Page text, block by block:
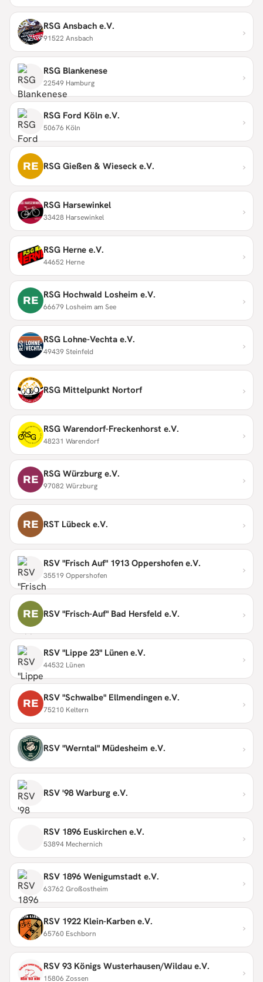
RSG Ansbach e.V.
91522 Ansbach ›
RSG Blankenese
22549 Hamburg ›
RSG Ford Köln e.V.
50676 Köln ›
RE RSG Gießen & Wieseck e.V. ›
RSG Harsewinkel
33428 Harsewinkel ›
RSG Herne e.V.
44652 Herne ›
RE RSG Hochwald Losheim e.V.
66679 Losheim am See ›
RSG Lohne-Vechta e.V.
49439 Steinfeld ›
RSG Mittelpunkt Nortorf ›
RSG Warendorf-Freckenhorst e.V.
48231 Warendorf ›
RE RSG Würzburg e.V.
97082 Würzburg ›
RE RST Lübeck e.V. ›
RSV "Frisch Auf" 1913 Oppershofen e.V.
35519 Oppershofen ›
RE RSV "Frisch-Auf" Bad Hersfeld e.V. ›
RSV "Lippe 23" Lünen e.V.
44532 Lünen ›
RE RSV "Schwalbe" Ellmendingen e.V.
75210 Keltern ›
RSV "Werntal" Müdesheim e.V. ›
RSV '98 Warburg e.V. ›
RSV 1896 Euskirchen e.V.
53894 Mechernich ›
RSV 1896 Wenigumstadt e.V.
63762 Großostheim ›
RSV 1922 Klein-Karben e.V.
65760 Eschborn ›
RSV 93 Königs Wusterhausen/Wildau e.V.
15806 Zossen ›